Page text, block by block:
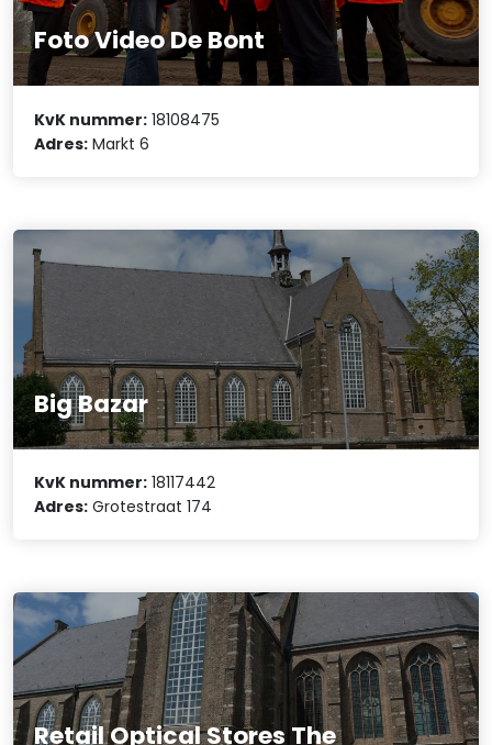
Foto Video De Bont
KvK nummer: 18108475
Adres: Markt 6
Big Bazar
KvK nummer: 18117442
Adres: Grotestraat 174
Retail Optical Stores The